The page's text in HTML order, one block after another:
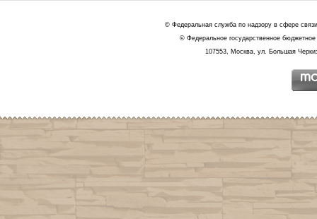
© Федеральная служба по надзору в сфере
© Федеральное государственное
107553, Москва, ул. Большая